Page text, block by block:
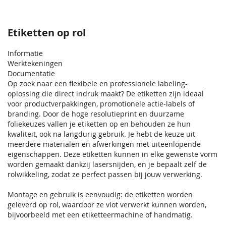
Etiketten op rol
Informatie
Werktekeningen
Documentatie
Op zoek naar een flexibele en professionele labeling-
oplossing die direct indruk maakt? De etiketten zijn ideaal
voor productverpakkingen, promotionele actie‑labels of
branding. Door de hoge resolutieprint en duurzame
foliekeuzes vallen je etiketten op en behouden ze hun
kwaliteit, ook na langdurig gebruik. Je hebt de keuze uit
meerdere materialen en afwerkingen met uiteenlopende
eigenschappen. Deze etiketten kunnen in elke gewenste vorm
worden gemaakt dankzij lasersnijden, en je bepaalt zelf de
rolwikkeling, zodat ze perfect passen bij jouw verwerking.
Montage en gebruik is eenvoudig: de etiketten worden
geleverd op rol, waardoor ze vlot verwerkt kunnen worden,
bijvoorbeeld met een etiketteermachine of handmatig.